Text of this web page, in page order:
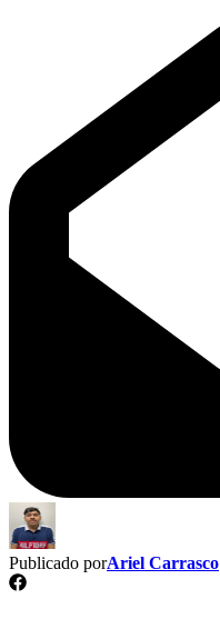
Publicado porAriel Carrasco